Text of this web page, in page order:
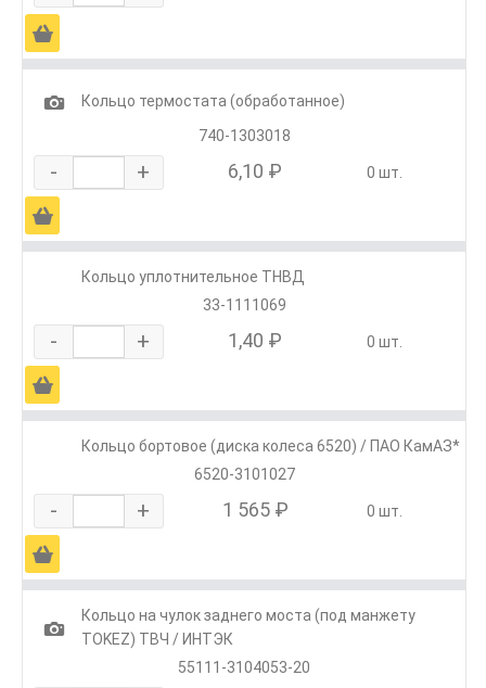
Ä
1
Кольцо термостата (обработанное)
740-1303018
- + 6,10 ₽ 0 шт.
Ä
Кольцо уплотнительное ТНВД
33-1111069
- + 1,40 ₽ 0 шт.
Ä
Кольцо бортовое (диска колеса 6520) / ПАО КамАЗ*
6520-3101027
- + 1 565 ₽ 0 шт.
Ä
1
Кольцо на чулок заднего моста (под манжету
TOKEZ) ТВЧ / ИНТЭК
55111-3104053-20